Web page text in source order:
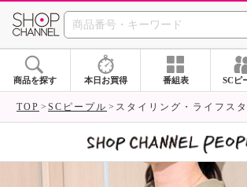
SHOP
商品を探す 本日お買得 番組表 SCピ
TOP SCピープル スタイリング・ライフス